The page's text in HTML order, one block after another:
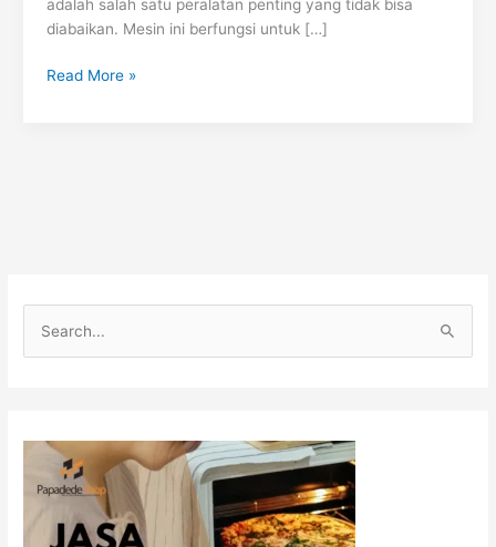
adalah salah satu peralatan penting yang tidak bisa
diabaikan. Mesin ini berfungsi untuk […]
Read More »